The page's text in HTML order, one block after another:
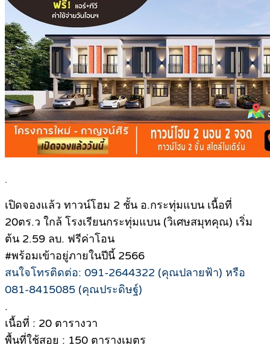
.
เปิดจองแล้ว ทาวน์โฮม 2 ชั้น อ.กระทุ่มแบน เนื้อที่
20ตร.ว ใกล้ โรงเรียนกระทุ่มแบน (วิเศษสมุทคุณ) เริ่ม
ต้น 2.59 ลบ. ฟรีค่าโอน
#พร้อมเข้าอยู่ภายในปีนี้ 2566
สนใจโทรติดต่อ: 091-2644322 (คุณปลายฟ้า) หรือ
081-8415085 (คุณประดิษฐ์)
.
เนื้อที่ : 20 ตารางวา
พื้นที่ใช้สอย : 150 ตารางเมตร